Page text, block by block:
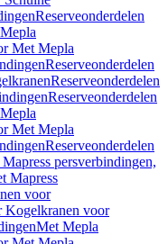
Reserveonderdelen
Met Mepla
Reserveonderdelen
Reserveonderdelen
Reserveonderdelen
Met Mepla
Reserveonderdelen
persverbindingen,
Mapress
voor
Kogelkranen voor
Met Mepla